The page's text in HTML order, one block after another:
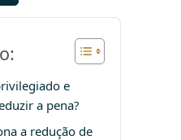
e
a pena?
a redução de